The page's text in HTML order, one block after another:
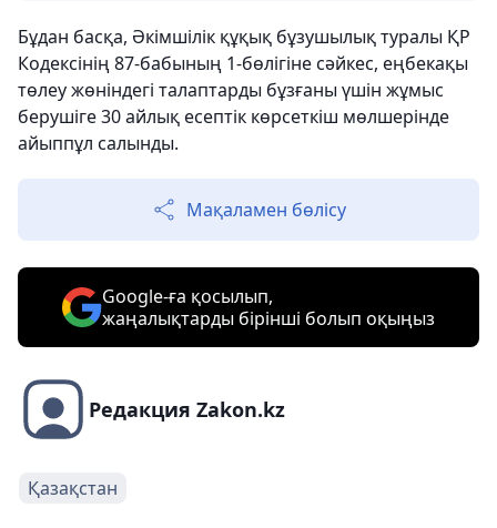
Бұдан басқа, Әкімшілік құқық бұзушылық туралы ҚР
Кодексінің 87-бабының 1-бөлігіне сәйкес, еңбекақы
төлеу жөніндегі талаптарды бұзғаны үшін жұмыс
берушіге 30 айлық есептік көрсеткіш мөлшерінде
айыппұл салынды.
Мақаламен бөлісу
Google-ға қосылып,
жаңалықтарды бірінші болып оқыңыз
Редакция Zakon.kz
Қазақстан